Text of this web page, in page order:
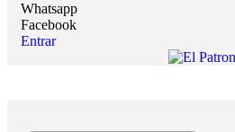
Whatsapp
Facebook
Entrar